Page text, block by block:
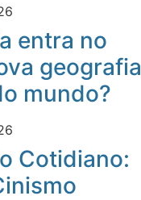
entra no
geografia
mundo?
Cotidiano: